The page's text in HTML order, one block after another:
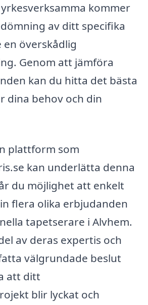
kommer
av ditt specifika
överskådlig
Genom att jämföra
kan du hitta det bästa
dina behov och din
plattform som
kan underlätta denna
du möjlighet att enkelt
flera olika erbjudanden
tapetserare i Alvhem.
av deras expertis och
välgrundade beslut
att ditt
blir lyckat och